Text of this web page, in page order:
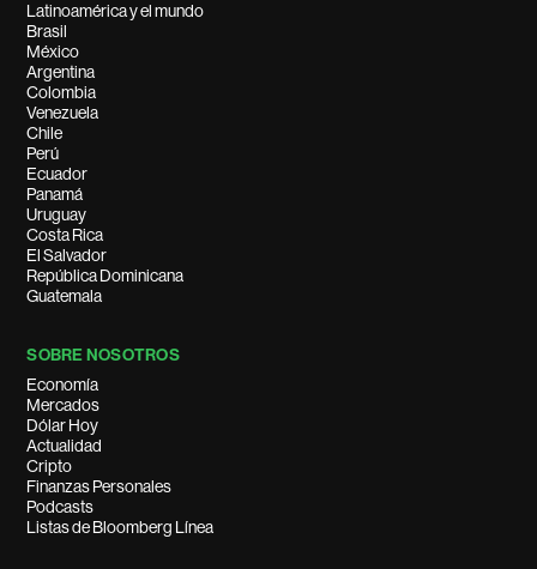
Latinoamérica y el mundo
Brasil
México
Argentina
Colombia
Venezuela
Chile
Perú
Ecuador
Panamá
Uruguay
Costa Rica
El Salvador
República Dominicana
Guatemala
SOBRE NOSOTROS
Economía
Mercados
Dólar Hoy
Actualidad
Cripto
Finanzas Personales
Podcasts
Listas de Bloomberg Línea